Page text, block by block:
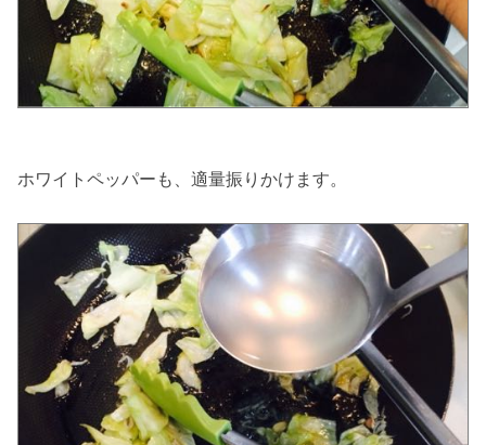
ホワイトペッパーも、適量振りかけます。